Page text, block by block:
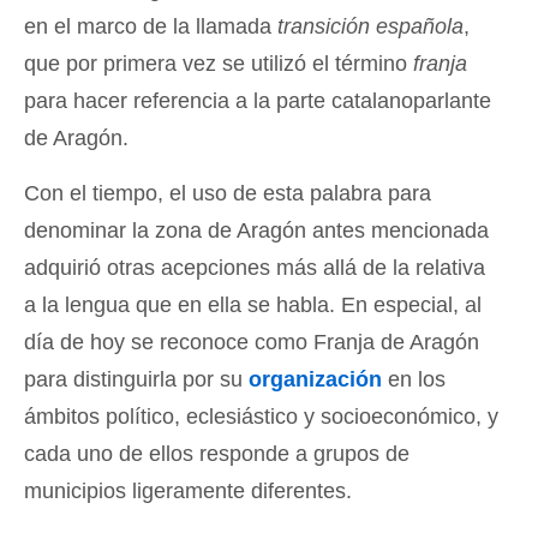
en el marco de la llamada transición española,
que por primera vez se utilizó el término franja
para hacer referencia a la parte catalanoparlante
de Aragón.
Con el tiempo, el uso de esta palabra para
denominar la zona de Aragón antes mencionada
adquirió otras acepciones más allá de la relativa
a la lengua que en ella se habla. En especial, al
día de hoy se reconoce como Franja de Aragón
para distinguirla por su organización en los
ámbitos político, eclesiástico y socioeconómico, y
cada uno de ellos responde a grupos de
municipios ligeramente diferentes.